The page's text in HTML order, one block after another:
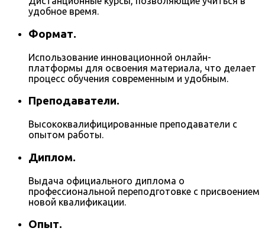
удобное время.
Формат.
Использование инновационной онлайн-
платформы для освоения материала, что делает
процесс обучения современным и удобным.
Преподаватели.
Высококвалифицированные преподаватели с
опытом работы.
Диплом.
Выдача официального диплома о
профессиональной переподготовке с присвоением
новой квалификации.
Опыт.